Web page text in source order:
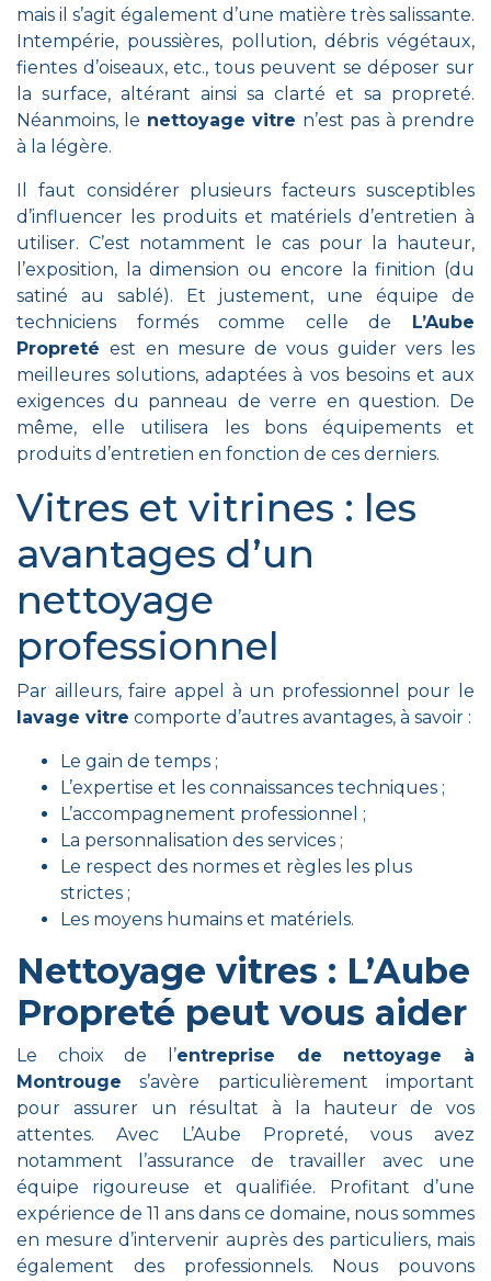
mais il s’agit également d’une matière très salissante.
Intempérie, poussières, pollution, débris végétaux,
fientes d’oiseaux, etc., tous peuvent se déposer sur
la surface, altérant ainsi sa clarté et sa propreté.
Néanmoins, le nettoyage vitre n’est pas à prendre
à la légère.
Il faut considérer plusieurs facteurs susceptibles
d’influencer les produits et matériels d’entretien à
utiliser. C’est notamment le cas pour la hauteur,
l’exposition, la dimension ou encore la finition (du
satiné au sablé). Et justement, une équipe de
techniciens formés comme celle de L’Aube
Propretéest en mesure de vous guider vers les
meilleures solutions, adaptées à vos besoins et aux
exigences du panneau de verre en question. De
même, elle utilisera les bons équipements et
produits d’entretien en fonction de ces derniers.
Vitres et vitrines : les
avantages d’un
nettoyage
professionnel
Par ailleurs, faire appel à un professionnel pour le
lavage vitre comporte d’autres avantages, à savoir :
Le gain de temps ;
L’expertise et les connaissances techniques ;
L’accompagnement professionnel ;
La personnalisation des services ;
Le respect des normes et règles les plus
strictes ;
Les moyens humains et matériels.
Nettoyage vitres : L’Aube
Propreté peut vous aider
Le choix de l’entreprise de nettoyage à
Montrouge s’avère particulièrement important
pour assurer un résultat à la hauteur de vos
attentes. Avec L’Aube Propreté, vous avez
notamment l’assurance de travailler avec une
équipe rigoureuse et qualifiée. Profitant d’une
expérience de 11 ans dans ce domaine, nous sommes
en mesure d’intervenir auprès des particuliers, mais
également des professionnels. Nous pouvons